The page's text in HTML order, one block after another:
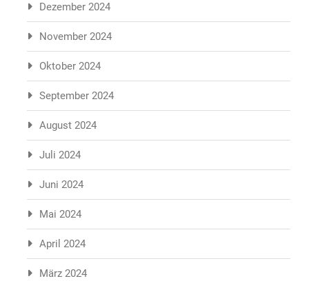
Dezember 2024
November 2024
Oktober 2024
September 2024
August 2024
Juli 2024
Juni 2024
Mai 2024
April 2024
März 2024